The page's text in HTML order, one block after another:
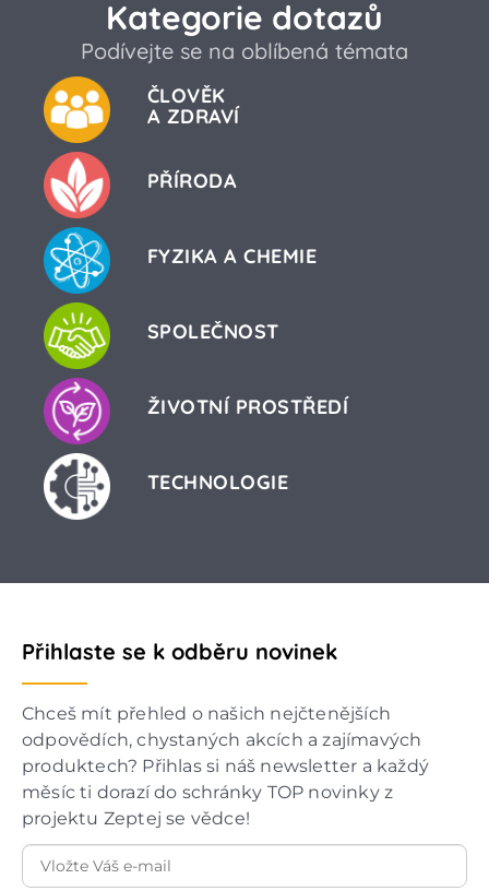
Kategorie dotazů
Podívejte se na oblíbená témata
ČLOVĚK
A ZDRAVÍ
PŘÍRODA
FYZIKA A CHEMIE
SPOLEČNOST
ŽIVOTNÍ PROSTŘEDÍ
TECHNOLOGIE
Přihlaste se k odběru novinek
Chceš mít přehled o našich nejčtenějších
odpovědích, chystaných akcích a zajímavých
produktech? Přihlas si náš newsletter a každý
měsíc ti dorazí do schránky TOP novinky z
projektu Zeptej se vědce!